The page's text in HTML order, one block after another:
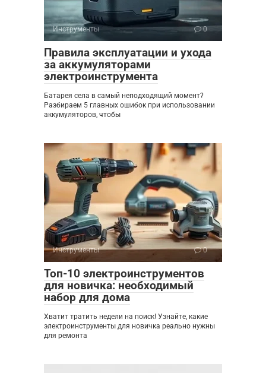
Инструменты 0
Правила эксплуатации и ухода
за аккумуляторами
электроинструмента
Батарея села в самый неподходящий момент?
Разбираем 5 главных ошибок при использовании
аккумуляторов, чтобы
Инструменты 0
Топ-10 электроинструментов
для новичка: необходимый
набор для дома
Хватит тратить недели на поиск! Узнайте, какие
электроинструменты для новичка реально нужны
для ремонта